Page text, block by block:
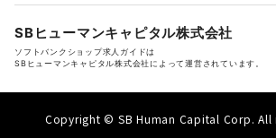
SBヒューマンキャピタル株式会社
ソフトバンクショップ求人ガイドは
SBヒューマンキャピタル株式会社によって運営されています。
Copyright © SB Human Capital Corp. All